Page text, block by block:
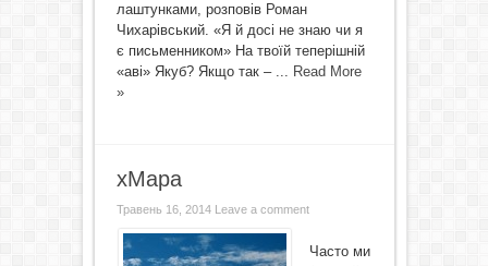
лаштунками, розповів Роман
Чихарівський. «Я й досі не знаю чи я
є письменником» На твоїй теперішній
«аві» Якуб? Якщо так – ... Read More
»
хМара
Травень 16, 2014 Leave a comment
Часто ми